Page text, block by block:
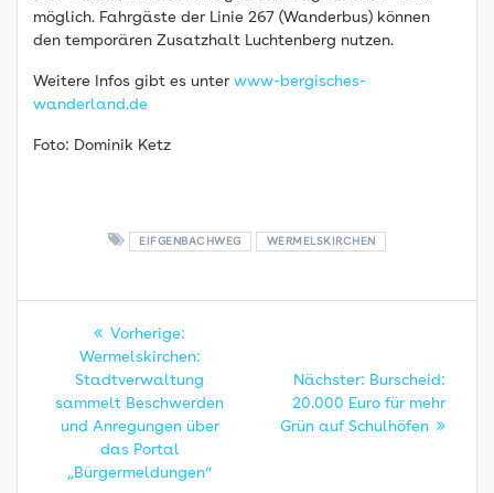
möglich. Fahrgäste der Linie 267 (Wanderbus) können
den temporären Zusatzhalt Luchtenberg nutzen.
Weitere Infos gibt es unterwww-bergisches-
wanderland.de
Foto: Dominik Ketz
EIFGENBACHWEG WERMELSKIRCHEN
Beitragsnavigation
Vorherige:
Beitrag:
Wermelskirchen:
Stadtverwaltung
sammelt Beschwerden
und Anregungen über
das Portal
„Bürgermeldungen“
Nächster: Nächster
Beitrag:
Burscheid:
20.000 Euro für mehr
Grün auf Schulhöfen